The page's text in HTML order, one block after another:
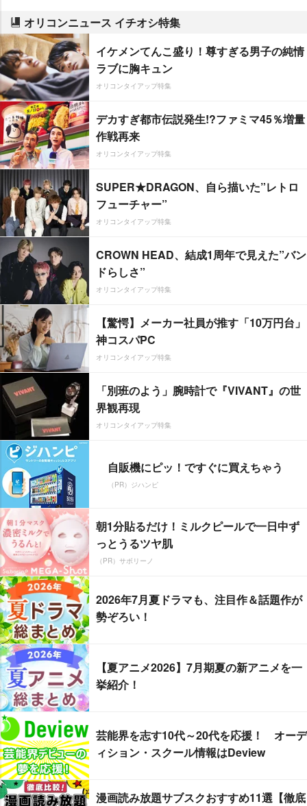
オリコンニュース イチオシ特集
イケメンてんこ盛り！尊すぎる男子の純情
ラブに胸キュン
オリコンタイアップ特集
デカすぎ都市伝説発生!?ファミマ45％増量
作戦再来
オリコンタイアップ特集
SUPER★DRAGON、自ら描いた”レトロ
フューチャー”
オリコンタイアップ特集
CROWN HEAD、結成1周年で見えた”バン
ドらしさ”
オリコンタイアップ特集
【驚愕】メーカー社員が推す「10万円台」
神コスパPC
オリコンタイアップ特集
「別班のよう」腕時計で『VIVANT』の世
界観再現
オリコンタイアップ特集
自販機にピッ！ですぐに買えちゃう
（PR）ジハンピ
朝1分貼るだけ！ミルクピールで一日中ず
っとうるツヤ肌
（PR）サボリーノ
2026年7月夏ドラマも、注目作＆話題作が
勢ぞろい！
【夏アニメ2026】7月期夏の新アニメを一
挙紹介！
芸能界を志す10代～20代を応援！ オーデ
ィション・スクール情報はDeview
漫画読み放題サブスクおすすめ11選【徹底